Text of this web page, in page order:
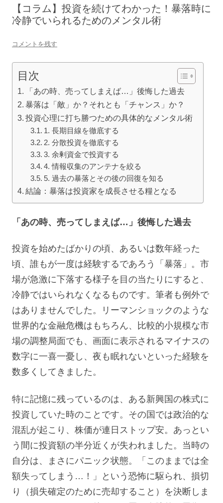
【コラム】投資を続けてわかった！暴落時に
冷静でいられるためのメンタル術
コメントを残す
目次
「あの時、売ってしまえば…」後悔した過去
暴落は「敵」か？それとも「チャンス」か？
投資心理に打ち勝つための具体的なメンタル術
1. 長期目線を徹底する
2. 分散投資を徹底する
3. 余剰資金で投資する
4. 情報収集のアンテナを絞る
5. 過去の暴落とその後の回復を知る
結論：暴落は投資家を成長させる糧となる
「あの時、売ってしまえば…」後悔した過去
投資を始めたばかりの頃、あるいは数年経った
頃、誰もが一度は経験するであろう「暴落」。市
場が急激に下落する様子を目の当たりにすると、
冷静ではいられなくなるものです。筆者も例外で
はありませんでした。リーマンショックのような
世界的な金融危機はもちろん、比較的小規模な市
場の調整局面でも、画面に表示されるマイナスの
数字に一喜一憂し、夜も眠れないといった経験を
数多くしてきました。
特に記憶に残っているのは、ある新興国の株式に
投資していた時のことです。その国では政治的な
混乱が起こり、株価が連日ストップ安。あっとい
う間に投資額の半分近くが失われました。当時の
自分は、まさにパニック状態。「このままでは全
額失ってしまう…！」という恐怖に駆られ、損切
り（損失確定のために売却すること）を決断しま